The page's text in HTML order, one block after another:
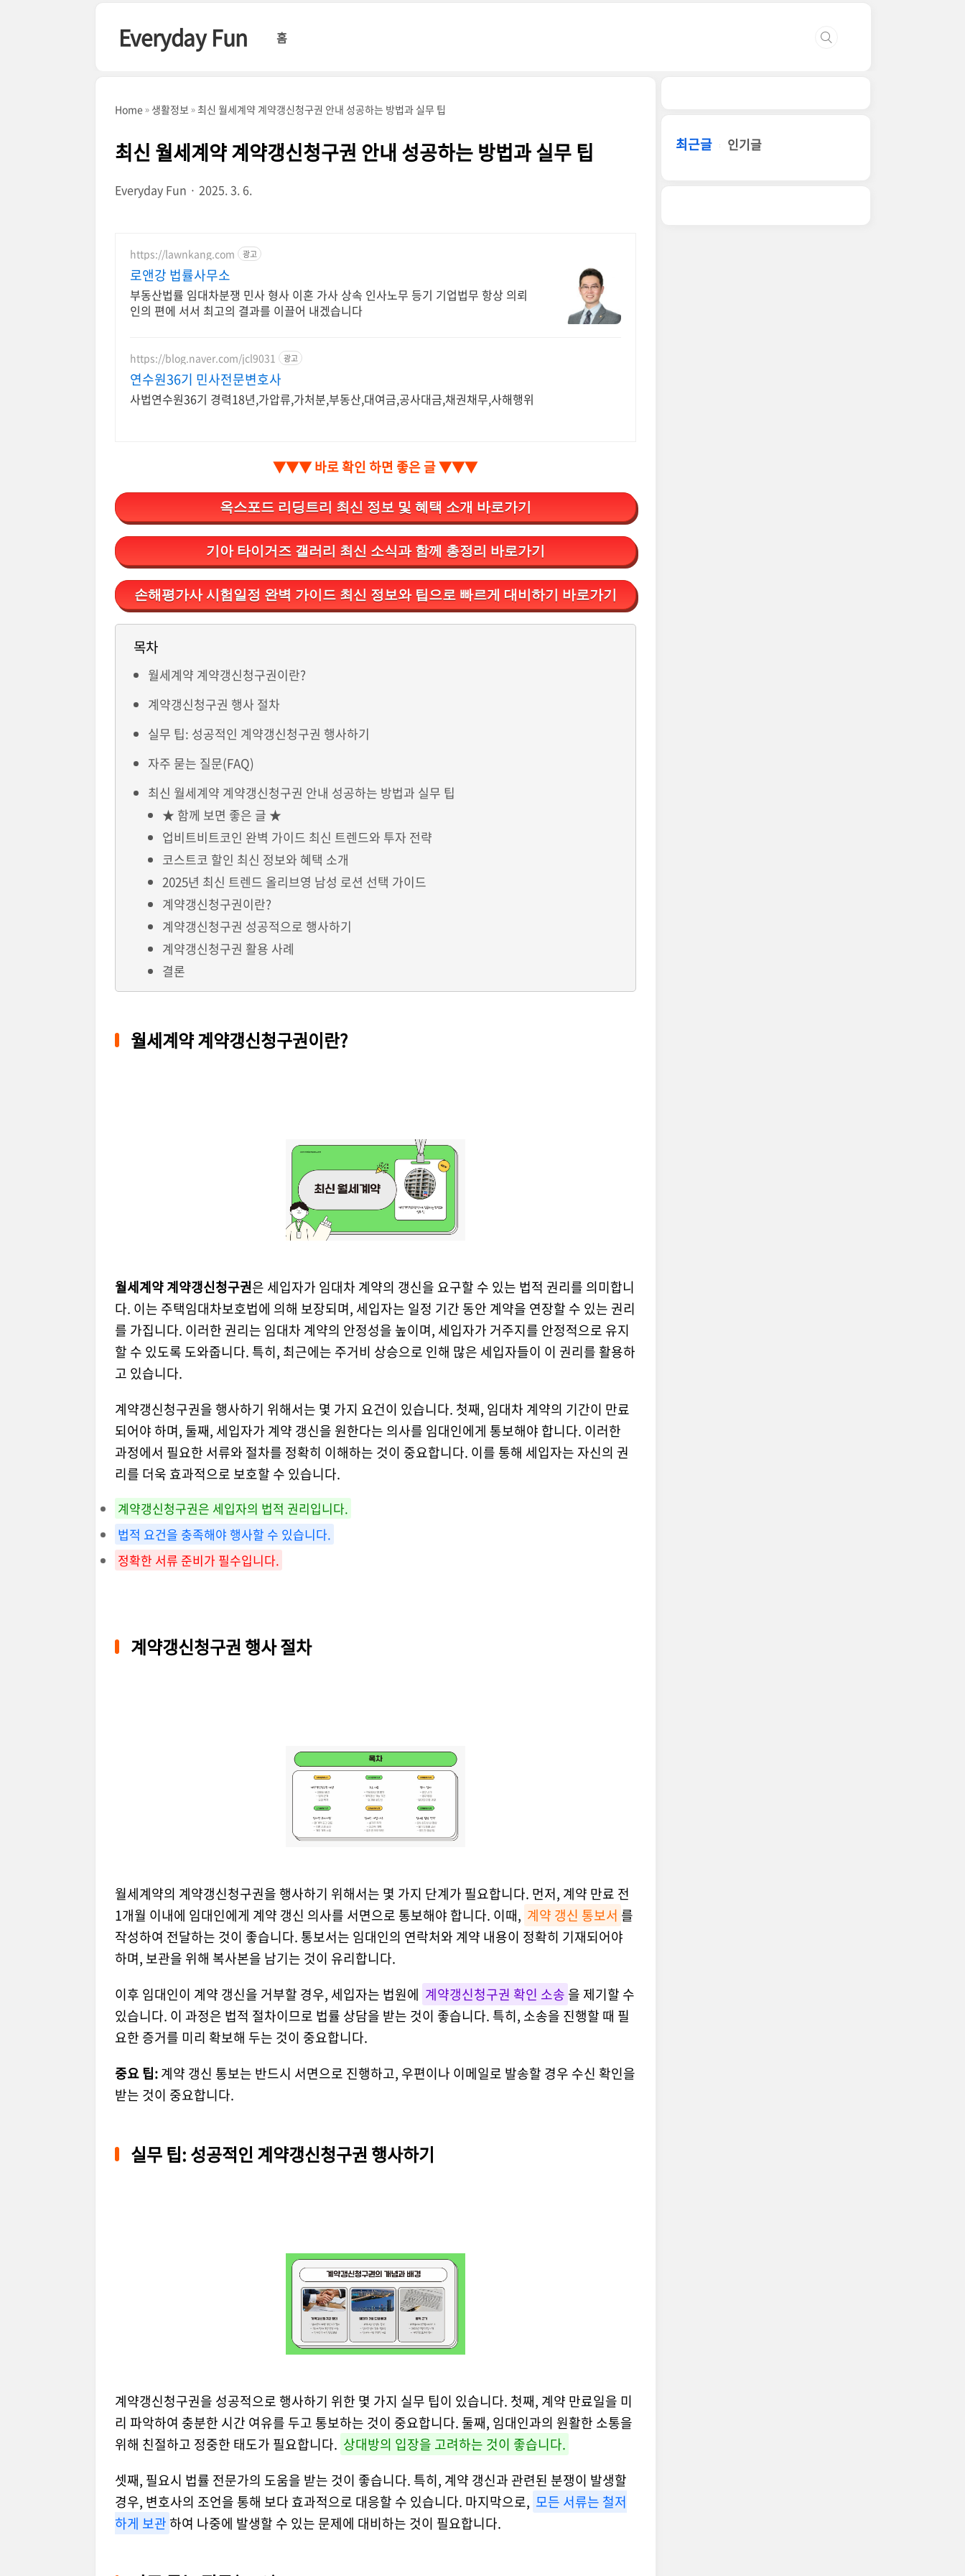
Everyday Fun 홈
Home 생활정보 최신 월세계약 계약갱신청구권 안내 성공하는 방법과 실무 팁
최신 월세계약 계약갱신청구권 안내 성공하는 방법과 실무 팁
Everyday Fun 2025. 3. 6.
https://lawnkang.com 광고
로앤강 법률사무소
부동산법률 임대차분쟁 민사 형사 이혼 가사 상속 인사노무 등기 기업법무 항상 의뢰
인의 편에 서서 최고의 결과를 이끌어 내겠습니다
https://blog.naver.com/jcl9031 광고
연수원36기 민사전문변호사
사법연수원36기 경력18년,가압류,가처분,부동산,대여금,공사대금,채권채무,사해행위
▼▼▼ 바로 확인 하면 좋은 글 ▼▼▼
옥스포드 리딩트리 최신 정보 및 혜택 소개 바로가기
기아 타이거즈 갤러리 최신 소식과 함께 총정리 바로가기
손해평가사 시험일정 완벽 가이드 최신 정보와 팁으로 빠르게 대비하기 바로가기
목차
월세계약 계약갱신청구권이란?
계약갱신청구권 행사 절차
실무 팁: 성공적인 계약갱신청구권 행사하기
자주 묻는 질문(FAQ)
최신 월세계약 계약갱신청구권 안내 성공하는 방법과 실무 팁
★ 함께 보면 좋은 글 ★
업비트비트코인 완벽 가이드 최신 트렌드와 투자 전략
코스트코 할인 최신 정보와 혜택 소개
2025년 최신 트렌드 올리브영 남성 로션 선택 가이드
계약갱신청구권이란?
계약갱신청구권 성공적으로 행사하기
계약갱신청구권 활용 사례
결론
월세계약 계약갱신청구권이란?
월세계약 계약갱신청구권은 세입자가 임대차 계약의 갱신을 요구할 수 있는 법적 권리를 의미합니
다. 이는 주택임대차보호법에 의해 보장되며, 세입자는 일정 기간 동안 계약을 연장할 수 있는 권리
를 가집니다. 이러한 권리는 임대차 계약의 안정성을 높이며, 세입자가 거주지를 안정적으로 유지
할 수 있도록 도와줍니다. 특히, 최근에는 주거비 상승으로 인해 많은 세입자들이 이 권리를 활용하
고 있습니다.
계약갱신청구권을 행사하기 위해서는 몇 가지 요건이 있습니다. 첫째, 임대차 계약의 기간이 만료
되어야 하며, 둘째, 세입자가 계약 갱신을 원한다는 의사를 임대인에게 통보해야 합니다. 이러한
과정에서 필요한 서류와 절차를 정확히 이해하는 것이 중요합니다. 이를 통해 세입자는 자신의 권
리를 더욱 효과적으로 보호할 수 있습니다.
계약갱신청구권은 세입자의 법적 권리입니다.
법적 요건을 충족해야 행사할 수 있습니다.
정확한 서류 준비가 필수입니다.
계약갱신청구권 행사 절차
월세계약의 계약갱신청구권을 행사하기 위해서는 몇 가지 단계가 필요합니다. 먼저, 계약 만료 전
1개월 이내에 임대인에게 계약 갱신 의사를 서면으로 통보해야 합니다. 이때, 계약 갱신 통보서 를
작성하여 전달하는 것이 좋습니다. 통보서는 임대인의 연락처와 계약 내용이 정확히 기재되어야
하며, 보관을 위해 복사본을 남기는 것이 유리합니다.
이후 임대인이 계약 갱신을 거부할 경우, 세입자는 법원에 계약갱신청구권 확인 소송 을 제기할 수
있습니다. 이 과정은 법적 절차이므로 법률 상담을 받는 것이 좋습니다. 특히, 소송을 진행할 때 필
요한 증거를 미리 확보해 두는 것이 중요합니다.
중요 팁:계약 갱신 통보는 반드시 서면으로 진행하고, 우편이나 이메일로 발송할 경우 수신 확인을
받는 것이 중요합니다.
실무 팁: 성공적인 계약갱신청구권 행사하기
계약갱신청구권을 성공적으로 행사하기 위한 몇 가지 실무 팁이 있습니다. 첫째, 계약 만료일을 미
리 파악하여 충분한 시간 여유를 두고 통보하는 것이 중요합니다. 둘째, 임대인과의 원활한 소통을
위해 친절하고 정중한 태도가 필요합니다. 상대방의 입장을 고려하는 것이 좋습니다.
셋째, 필요시 법률 전문가의 도움을 받는 것이 좋습니다. 특히, 계약 갱신과 관련된 분쟁이 발생할
경우, 변호사의 조언을 통해 보다 효과적으로 대응할 수 있습니다. 마지막으로, 모든 서류는 철저
하게 보관하여 나중에 발생할 수 있는 문제에 대비하는 것이 필요합니다.
최근글 인기글